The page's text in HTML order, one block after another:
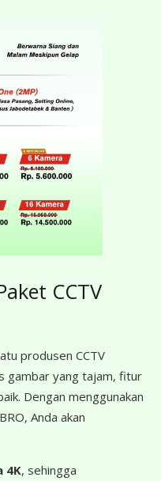
CCTV
produsen CCTV
gambar yang tajam, fitur
Dengan menggunakan
Anda akan
4K, sehingga